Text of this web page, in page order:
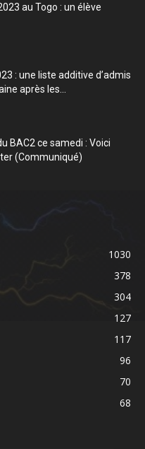
au Togo : un élève
: une liste additive d’admis
après les...
BAC2 ce samedi : Voici
(Communiqué)
1030
378
304
127
117
96
70
68